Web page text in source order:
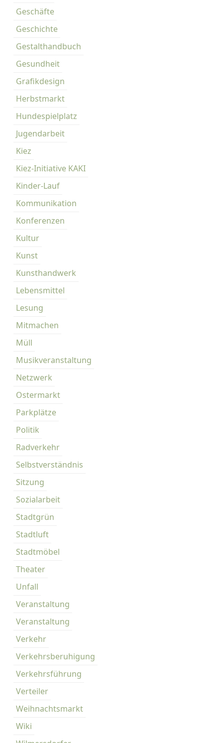
Geschäfte
Geschichte
Gestalthandbuch
Gesundheit
Grafikdesign
Herbstmarkt
Hundespielplatz
Jugendarbeit
Kiez
Kiez-Initiative KAKI
Kinder-Lauf
Kommunikation
Konferenzen
Kultur
Kunst
Kunsthandwerk
Lebensmittel
Lesung
Mitmachen
Müll
Musikveranstaltung
Netzwerk
Ostermarkt
Parkplätze
Politik
Radverkehr
Selbstverständnis
Sitzung
Sozialarbeit
Stadtgrün
Stadtluft
Stadtmöbel
Theater
Unfall
Veranstaltung
Veranstaltung
Verkehr
Verkehrsberuhigung
Verkehrsführung
Verteiler
Weihnachtsmarkt
Wiki